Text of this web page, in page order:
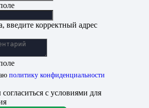
введите корректный адрес
политику конфиденциальности
с условиями для